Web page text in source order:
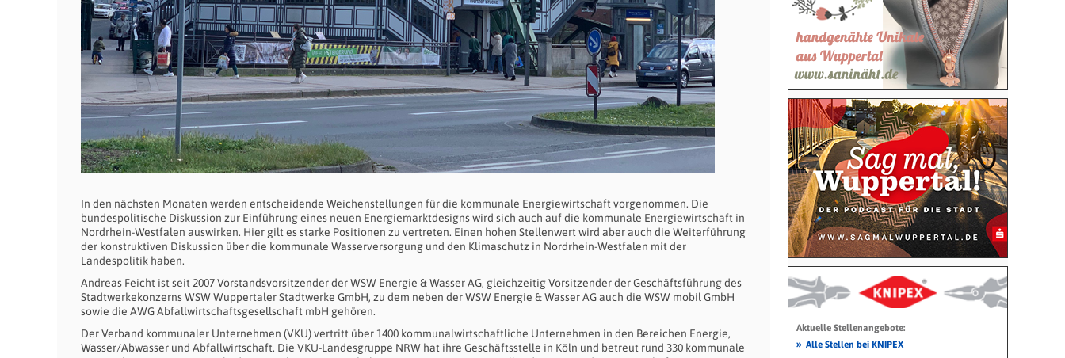
In den nächsten Monaten werden entscheidende Weichenstellungen für die kommunale Energiewirtschaft vorgenommen. Die
bundespolitische Diskussion zur Einführung eines neuen Energiemarktdesigns wird sich auch auf die kommunale Energiewirtschaft in
Nordrhein-Westfalen auswirken. Hier gilt es starke Positionen zu vertreten. Einen hohen Stellenwert wird aber auch die Weiterführung
der konstruktiven Diskussion über die kommunale Wasserversorgung und den Klimaschutz in Nordrhein-Westfalen mit der
Landespolitik haben.
Andreas Feicht ist seit 2007 Vorstandsvorsitzender der WSW Energie & Wasser AG, gleichzeitig Vorsitzender der Geschäftsführung des
Stadtwerkekonzerns WSW Wuppertaler Stadtwerke GmbH, zu dem neben der WSW Energie & Wasser AG auch die WSW mobil GmbH
sowie die AWG Abfallwirtschaftsgesellschaft mbH gehören.
Der Verband kommunaler Unternehmen (VKU) vertritt über 1400 kommunalwirtschaftliche Unternehmen in den Bereichen Energie,
Wasser/Abwasser und Abfallwirtschaft. Die VKU-Landesgruppe NRW hat ihre Geschäftsstelle in Köln und betreut rund 330 kommunale
Aktuelle Stellenangebote:
» Alle Stellen bei KNIPEX